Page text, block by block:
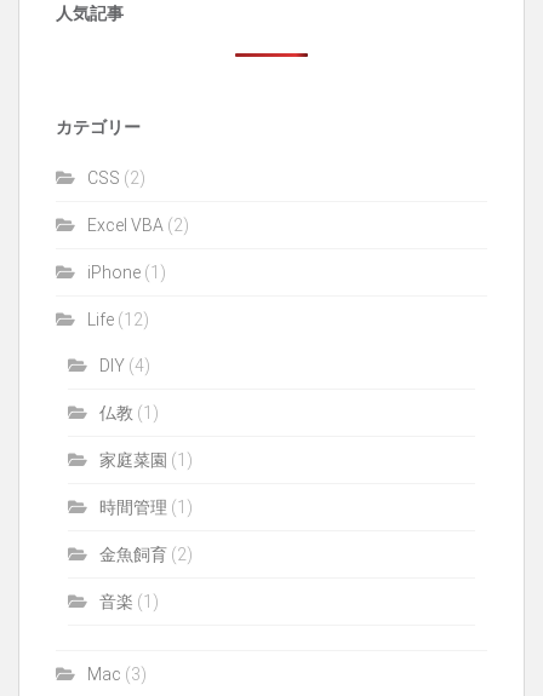
人気記事
カテゴリー
CSS (2)
Excel VBA (2)
iPhone (1)
Life (12)
DIY (4)
仏教 (1)
家庭菜園 (1)
時間管理 (1)
金魚飼育 (2)
音楽 (1)
Mac (3)